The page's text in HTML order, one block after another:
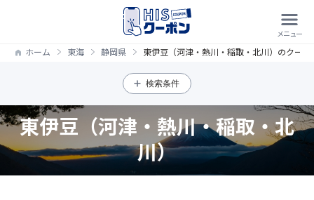
ホーム 東海 静岡県 東伊豆（河津・熱川・稲取・北川）のクーポ
検索条件
東伊豆（河津・熱川・稲取・北
川）